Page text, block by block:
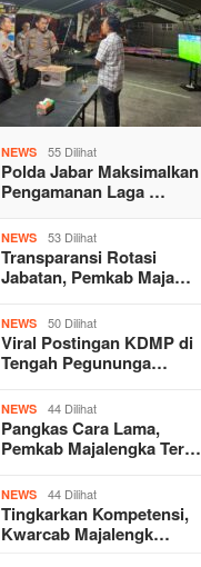
NEWS 55 Dilihat
Polda Jabar Maksimalkan
Pengamanan Laga …
NEWS 53 Dilihat
Transparansi Rotasi
Jabatan, Pemkab Maja…
NEWS 50 Dilihat
Viral Postingan KDMP di
Tengah Pegununga…
NEWS 44 Dilihat
Pangkas Cara Lama,
Pemkab Majalengka Ter…
NEWS 44 Dilihat
Tingkarkan Kompetensi,
Kwarcab Majalengk…